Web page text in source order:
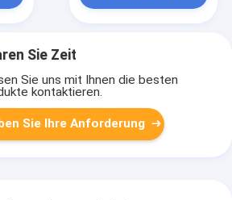
Sie Zeit
Sie uns mit Ihnen die besten
kontaktieren.
Sie Ihre Anforderung